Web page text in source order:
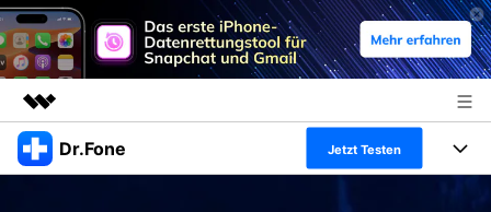
Top-Produkte
Dr.Fone Jetzt Testen